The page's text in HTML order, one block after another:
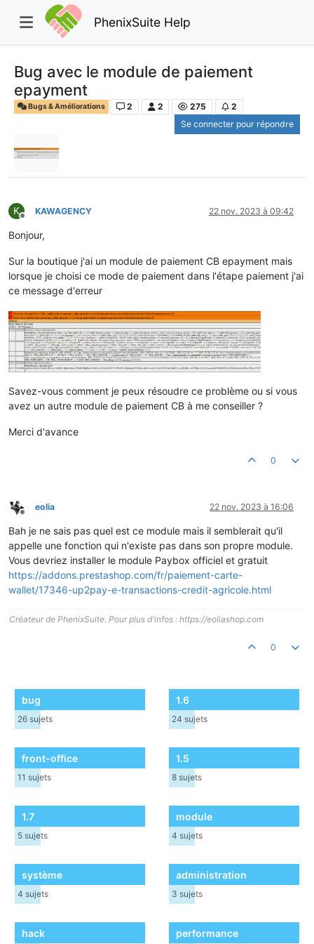
PhenixSuite Help
Bug avec le module de paiement
epayment
Bugs & Améliorations 2 2 275
2
Se connecter pour répondre
K
Hors-ligne
KAWAGENCY 22 nov. 2023 à 09:42
Bonjour,
Sur la boutique j'ai un module de paiement CB epayment mais
lorsque je choisi ce mode de paiement dans l'étape paiement j'ai
ce message d'erreur
Savez-vous comment je peux résoudre ce problème ou si vous
avez un autre module de paiement CB à me conseiller ?
Merci d'avance
0
Hors-ligne
eolia 22 nov. 2023 à 16:06
Bah je ne sais pas quel est ce module mais il semblerait qu'il
appelle une fonction qui n'existe pas dans son propre module.
Vous devriez installer le module Paybox officiel et gratuit
https://addons.prestashop.com/fr/paiement-carte-
wallet/17346-up2pay-e-transactions-credit-agricole.html
Créateur de PhenixSuite. Pour plus d'infos : https://eoliashop.com
0
bug
26 sujets
1.6
24 sujets
front-office
11 sujets
1.5
8 sujets
1.7
5 sujets
module
4 sujets
système
4 sujets
administration
3 sujets
hack performance